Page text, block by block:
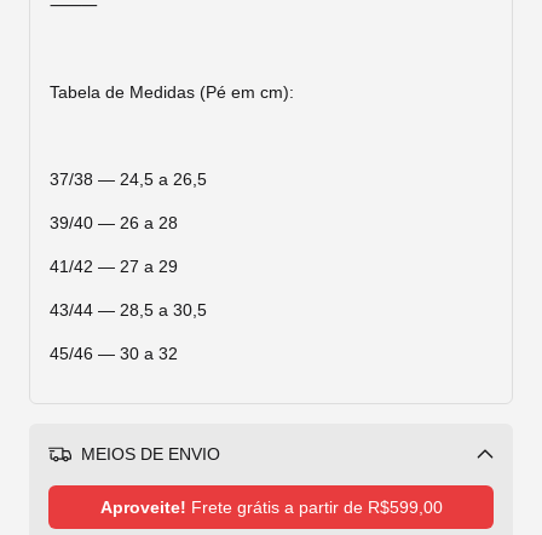
⸻
Tabela de Medidas (Pé em cm):
37/38 — 24,5 a 26,5
39/40 — 26 a 28
41/42 — 27 a 29
43/44 — 28,5 a 30,5
45/46 — 30 a 32
MEIOS DE ENVIO
Aproveite! Frete grátis a partir de R$599,00